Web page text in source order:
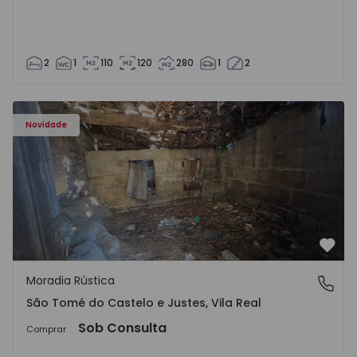
2 1 110 120 280 1 2
Novidade
Moradia Vila Real, São Tomé do Castelo e Justes -
São Tomé do Castelo e Justes, Vila Real
Moradia Rústica
São Tomé do Castelo e Justes, Vila Real
Comprar Sob Consulta